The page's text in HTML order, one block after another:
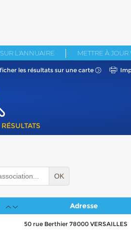
L'ANNUAIRE METTRE À
les résultats sur une carte
OK
Adresse
50 rue Berthier 78000 VERSAILLES